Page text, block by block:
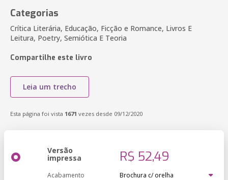
Categorias
Crítica Literária, Educação, Ficção e Romance, Livros E
Leitura, Poetry, Semiótica E Teoria
Compartilhe este livro
Leia um trecho
Esta página foi vista 1671 vezes desde 09/12/2020
Versão
impressa R$ 52,49
Acabamento